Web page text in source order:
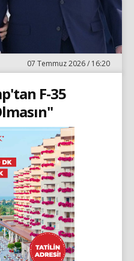
07 Temmuz 2026 / 16:20
F-35